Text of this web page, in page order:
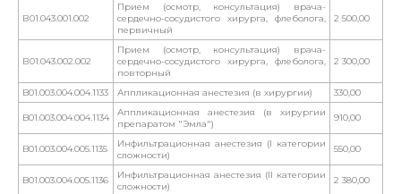
В01.043.001.002
Прием (осмотр, консультация) врача-
сердечно-сосудистого хирурга, флеболога,
первичный
2 500,00
В01.043.002.002
Прием (осмотр, консультация) врача-
сердечно-сосудистого хирурга, флеболога,
повторный
2 300,00
B01.003.004.004.1133 Аппликационная анестезия (в хирургии) 330,00
B01.003.004.004.1134
Аппликационная анестезия (в хирургии
препаратом "Эмла")
910,00
B01.003.004.005.1135
Инфильтрационная анестезия (I категории
сложности)
550,00
B01.003.004.005.1136
Инфильтрационная анестезия (II категории
сложности)
2 380,00